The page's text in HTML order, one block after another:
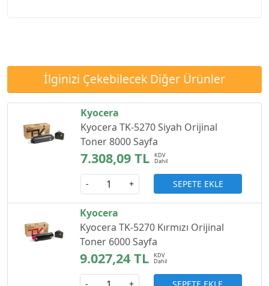
İlginizi Çekebilecek Diğer Ürünler
Kyocera
Kyocera TK-5270 Siyah Orijinal
Toner 8000 Sayfa
7.308,09 TL
- + SEPETE EKLE
Kyocera
Kyocera TK-5270 Kırmızı Orijinal
Toner 6000 Sayfa
9.027,24 TL
SEPETE EKLE